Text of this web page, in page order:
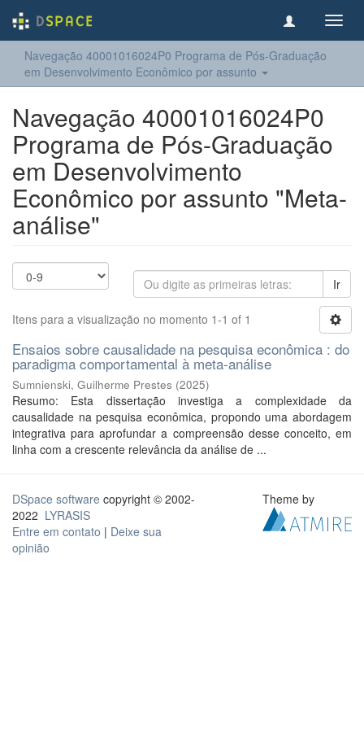
Navegação 40001016024P0 Programa de Pós-Graduação
em Desenvolvimento Econômico por assunto
Navegação 40001016024P0
Programa de Pós-Graduação
em Desenvolvimento
Econômico por assunto "Meta-
análise"
Ir
Itens para a visualização no momento 1-1 of 1
Ensaios sobre causalidade na pesquisa econômica : do
paradigma comportamental à meta-análise
Sumnienski, Guilherme Prestes (2025)
Resumo: Esta dissertação investiga a complexidade da
causalidade na pesquisa econômica, propondo uma abordagem
integrativa para aprofundar a compreensão desse conceito, em
linha com a crescente relevância da análise de ...
DSpace software copyright © 2002-
2022 LYRASIS
Entre em contato | Deixe sua
opinião
Theme by